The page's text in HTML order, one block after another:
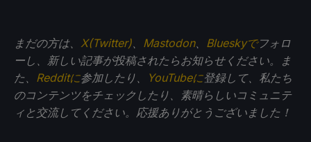
まだの方は、 X(Twitter) Mastodon、 Blueskyでフォロ
ーし、新しい記事が投稿されたらお知らせください。ま
た、 Redditに参加したり、 YouTubeに登録して、私たち
のコンテンツをチェックしたり、素晴らしいコミュニテ
ィと交流してください。応援ありがとうございました！